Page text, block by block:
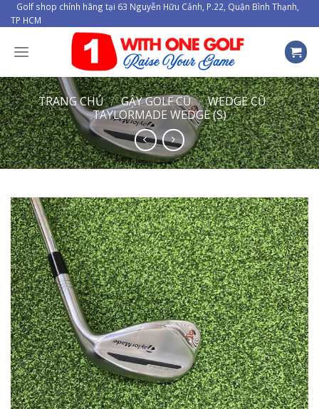
Skip
to
content
Golf shop chính hãng tại 63 Nguyễn Hữu Cảnh, P.22, Quận Bình Thạnh,
TP HCM
TRANG CHỦ / GẬY GOLF CŨ / WEDGE CŨ /
TAYLORMADE WEDGE (S)